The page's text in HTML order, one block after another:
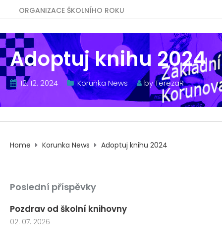
ORGANIZACE ŠKOLNÍHO ROKU
Adoptuj knihu 2024
12. 12. 2024 Korunka News byTerezaR
Home Korunka News Adoptuj knihu 2024
Poslední příspěvky
Pozdrav od školní knihovny
02. 07. 2026